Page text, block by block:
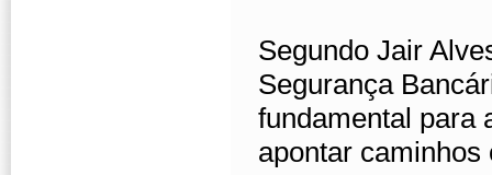
Segundo Jair
Segurança
fundamental para
apontar